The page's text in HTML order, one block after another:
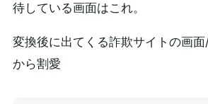
待している画面はこれ。
変換後に出てくる詐欺サイトの画
から割愛